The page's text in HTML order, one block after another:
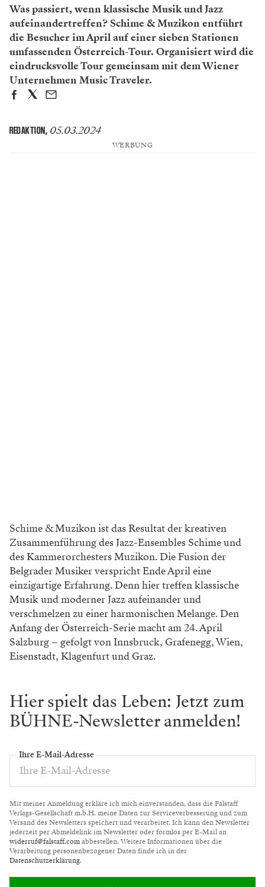
Was passiert, wenn klassische Musik und Jazz
aufeinandertreffen? Schime & Muzikon entführt
die Besucher im April auf einer sieben Stationen
umfassenden Österreich-Tour. Organisiert wird die
eindrucksvolle Tour gemeinsam mit dem Wiener
Unternehmen Music Traveler.
REDAKTION, 05.03.2024
WERBUNG
Schime & Muzikon ist das Resultat der kreativen
Zusammenführung des Jazz-Ensembles Schime und
des Kammerorchesters Muzikon. Die Fusion der
Belgrader Musiker verspricht Ende April eine
einzigartige Erfahrung. Denn hier treffen klassische
Musik und moderner Jazz aufeinander und
verschmelzen zu einer harmonischen Melange. Den
Anfang der Österreich-Serie macht am 24. April
Salzburg – gefolgt von Innsbruck, Grafenegg, Wien,
Eisenstadt, Klagenfurt und Graz.